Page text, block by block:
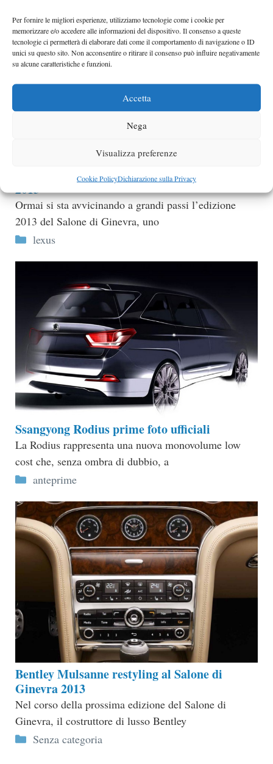
Per fornire le migliori esperienze, utilizziamo tecnologie come i cookie per
memorizzare e/o accedere alle informazioni del dispositivo. Il consenso a queste
tecnologie ci permetterà di elaborare dati come il comportamento di navigazione o ID
unici su questo sito. Non acconsentire o ritirare il consenso può influire negativamente
su alcune caratteristiche e funzioni.
Accetta
Nega
Visualizza preferenze
Cookie PolicyDichiarazione sulla Privacy
Lexus si prepara per il Salone di Ginevra
2013
Ormai si sta avvicinando a grandi passi l’edizione
2013 del Salone di Ginevra, uno
Categorie
lexus
Ssangyong Rodius prime foto ufficiali
La Rodius rappresenta una nuova monovolume low
cost che, senza ombra di dubbio, a
Categorie
anteprime
Bentley Mulsanne restyling al Salone di
Ginevra 2013
Nel corso della prossima edizione del Salone di
Ginevra, il costruttore di lusso Bentley
Categorie
Senza categoria